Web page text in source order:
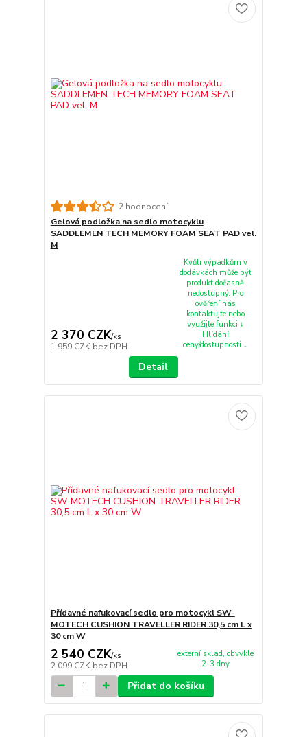
2 hodnocení
Gelová podložka na sedlo motocyklu
SADDLEMEN TECH MEMORY FOAM SEAT PAD vel.
M
2 370 CZK/ks
1 959 CZK bez DPH
Kvůli výpadkům v
dodávkách může být
produkt dočasně
nedostupný. Pro
ověření nás
kontaktujte nebo
využijte funkci ↓
Hlídání
ceny/dostupnosti ↓
Detail
Přídavné nafukovací sedlo pro motocykl SW-
MOTECH CUSHION TRAVELLER RIDER 30,5 cm L x
30 cm W
2 540 CZK/ks
2 099 CZK bez DPH
externí sklad, obvykle
2-3 dny
Přidat do košíku